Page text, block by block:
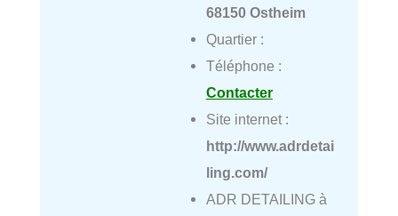
68150 Ostheim
Quartier :
Téléphone :
Contacter
Site internet :
http://www.adrdetai
ling.com/
ADR DETAILING à